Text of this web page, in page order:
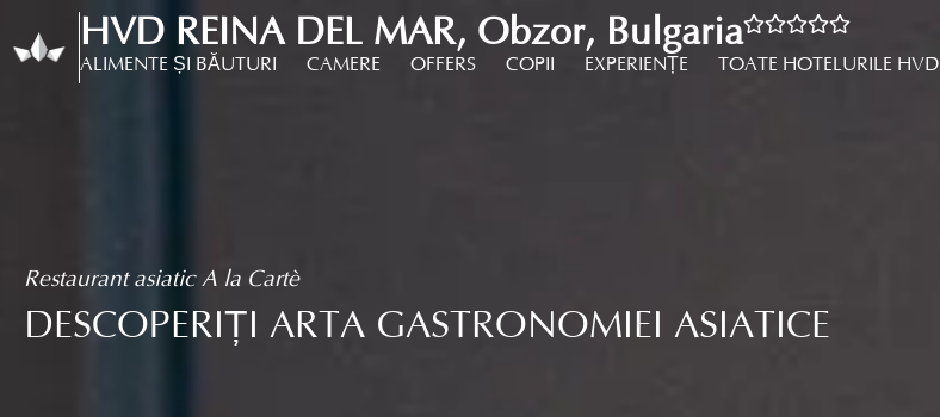
HVD REINA DEL MAR, Obzor, Bulgaria
ALIMENTE ȘI BĂUTURI CAMERE OFFERS COPII EXPERIENȚE TOATE HOTELURILE HVD
Restaurant asiatic A la Cartè
DESCOPERIȚI ARTA GASTRONOMIEI ASIATICE